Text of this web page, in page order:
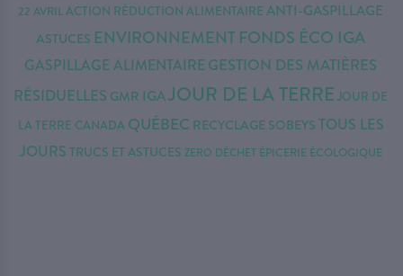
22 AVRILACTION RÉDUCTION ALIMENTAIRE ANTI-GASPILLAGE
ASTUCES ENVIRONNEMENTFONDS ÉCO IGA
GASPILLAGE ALIMENTAIREGESTION DES MATIÈRES
RÉSIDUELLES GMR IGAJOUR DE LA TERRE JOUR DE
LA TERRE CANADA QUÉBEC RECYCLAGE SOBEYSTOUS LES
JOURS TRUCS ET ASTUCES ZERO DÉCHET ÉPICERIE ÉCOLOGIQUE